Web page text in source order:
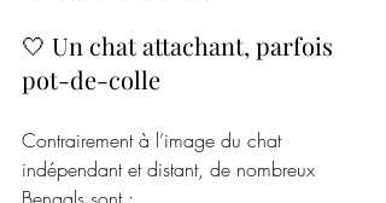
🤍 Un chat attachant, parfois
pot-de-colle
Contrairement à l’image du chat
indépendant et distant, de nombreux